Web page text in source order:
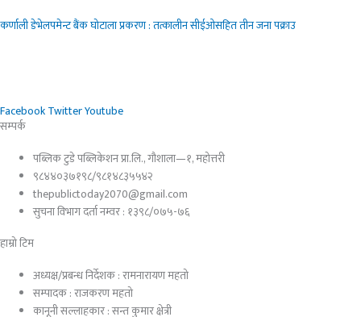
कर्णाली डेभेलपमेन्ट बैंक घोटाला प्रकरण : तत्कालीन सीईओसहित तीन जना पक्राउ
FacebookTwitterYoutube
सम्पर्क
पब्लिक टुडे पब्लिकेशन प्रा.लि., गौशाला—१, महोत्तरी
९८४४०३७१९८/९८१४८३५५४२
thepublictoday2070@gmail.com
सुचना विभाग दर्ता नम्वर : १३९८/०७५-७६
हाम्रो टिम
अध्यक्ष/प्रबन्ध निर्देशक : रामनारायण महतो
सम्पादक : राजकरण महतो
कानूनी सल्लाहकार : सन्त कुमार क्षेत्री